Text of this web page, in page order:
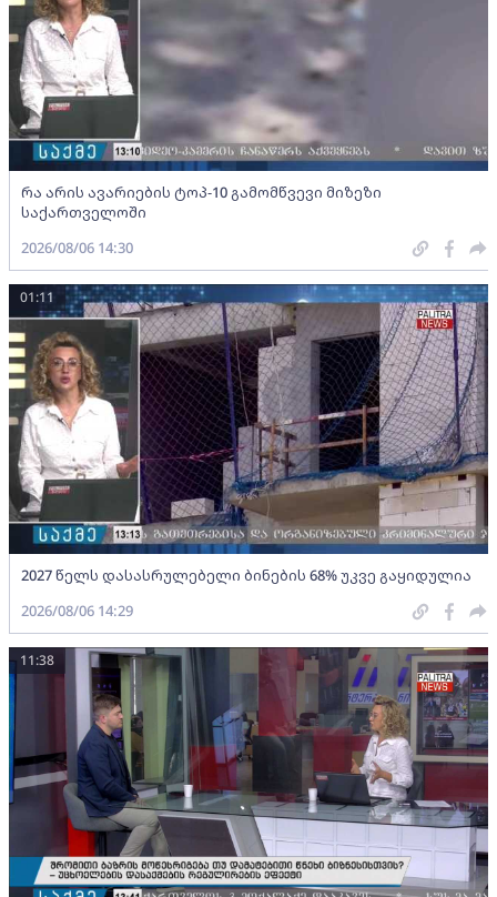
რა არის ავარიების ტოპ-10 გამომწვევი მიზეზი
საქართველოში
2026/08/06 14:30
2027 წელს დასასრულებელი ბინების 68% უკვე გაყიდულია
01:11
2026/08/06 14:29
11:38